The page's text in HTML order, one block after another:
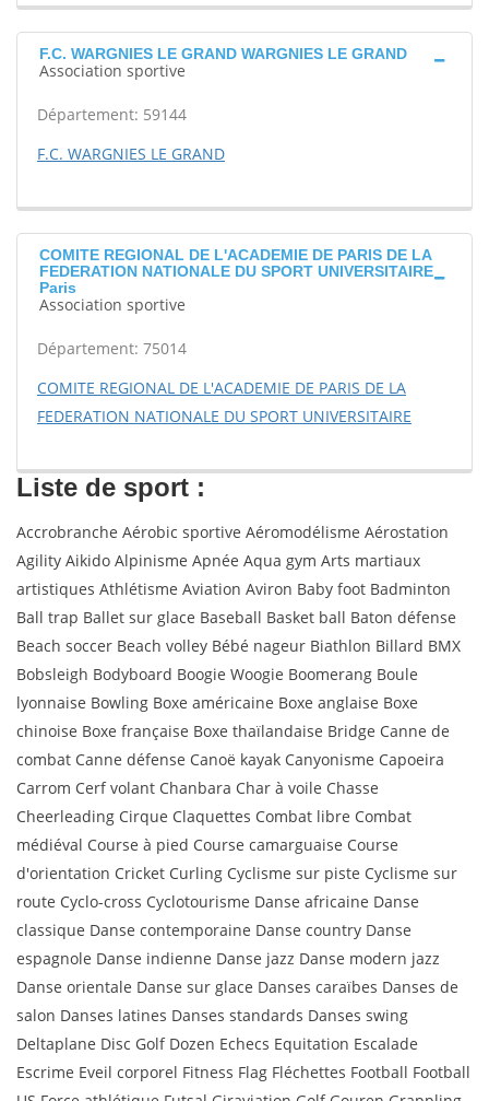
F.C. WARGNIES LE GRAND WARGNIES LE GRAND
Association sportive
Département: 59144
F.C. WARGNIES LE GRAND
COMITE REGIONAL DE L'ACADEMIE DE PARIS DE LA
FEDERATION NATIONALE DU SPORT UNIVERSITAIRE
Paris
Association sportive
Département: 75014
COMITE REGIONAL DE L'ACADEMIE DE PARIS DE LA
FEDERATION NATIONALE DU SPORT UNIVERSITAIRE
Liste de sport :
Accrobranche Aérobic sportive Aéromodélisme Aérostation
Agility Aikido Alpinisme Apnée Aqua gym Arts martiaux
artistiques Athlétisme Aviation Aviron Baby foot Badminton
Ball trap Ballet sur glace Baseball Basket ball Baton défense
Beach soccer Beach volley Bébé nageur Biathlon Billard BMX
Bobsleigh Bodyboard Boogie Woogie Boomerang Boule
lyonnaise Bowling Boxe américaine Boxe anglaise Boxe
chinoise Boxe française Boxe thaïlandaise Bridge Canne de
combat Canne défense Canoë kayak Canyonisme Capoeira
Carrom Cerf volant Chanbara Char à voile Chasse
Cheerleading Cirque Claquettes Combat libre Combat
médiéval Course à pied Course camarguaise Course
d'orientation Cricket Curling Cyclisme sur piste Cyclisme sur
route Cyclo-cross Cyclotourisme Danse africaine Danse
classique Danse contemporaine Danse country Danse
espagnole Danse indienne Danse jazz Danse modern jazz
Danse orientale Danse sur glace Danses caraïbes Danses de
salon Danses latines Danses standards Danses swing
Deltaplane Disc Golf Dozen Echecs Equitation Escalade
Escrime Eveil corporel Fitness Flag Fléchettes Football Football